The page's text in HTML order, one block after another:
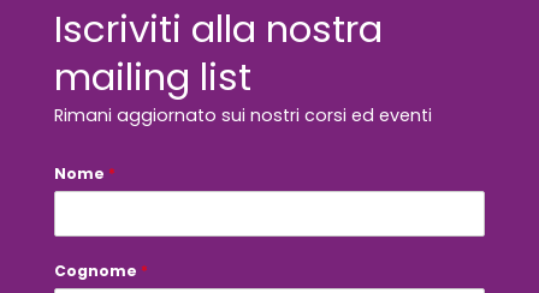
Iscriviti alla nostra
mailing list
Rimani aggiornato sui nostri corsi ed eventi
E
m
P
r
Nome *
Cognome *